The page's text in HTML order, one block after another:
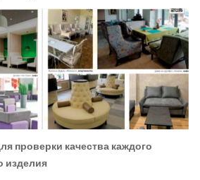
проверки качества каждого
изделия